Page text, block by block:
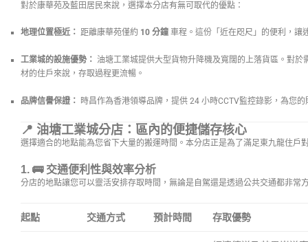
對於康華苑及藍田居民來說，選擇本分店有無可取代的優點：
地理位置極近： 距離康華苑僅約 10 分鐘 車程。這份「近在咫尺」的便利，讓
工業城的設施優勢： 油塘工業城提供大型貨物升降機及寬闊的上落貨區。對於
材的住戶來說，存取過程更流暢。
品牌信譽保證： 時昌作為香港領導品牌，提供 24 小時CCTV監控錄影，為您
📍 油塘工業城分店：區內的便捷儲存核心
選擇適合的地點能為您省下大量的搬運時間。本分店正是為了滿足東九龍住戶
1. 🚌 交通便利性與效率分析
分店的地點讓您可以靈活安排存取時間，無論是自駕還是透過公共交通都非常
起點 交通方式 預計時間 存取優勢